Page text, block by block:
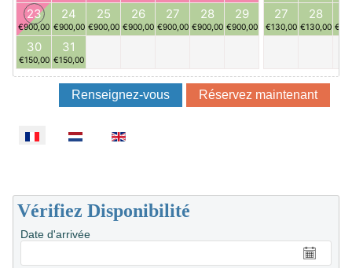
23
€900,00
24
€900,00
25
€900,00
26
€900,00
27
€900,00
28
€900,00
29
€900,00
30
€150,00
31
€150,00
27
€130,00
28
€130,00
Sélectionnez votre langue
Vérifiez Disponibilité
Date d'arrivée